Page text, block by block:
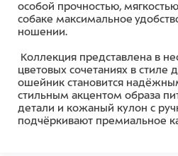
особой прочностью,
собаке максимальное
ношении.
Коллекция представлена в
цветовых сочетаниях в стиле
ошейник становится
стильным акцентом образа
детали и кожаный кулон с
подчёркивают премиальное